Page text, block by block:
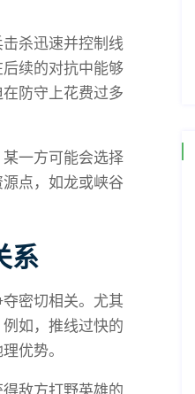
杀迅速并控制线
续的对抗中能够
防守上花费过多
一方可能会选择
点，如龙或峡谷
系
密切相关。尤其
如，推线过快的
优势。